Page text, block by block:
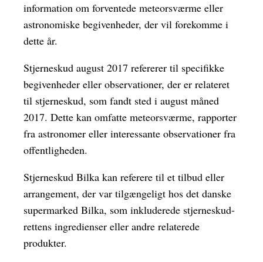
information om forventede meteorsværme eller
astronomiske begivenheder, der vil forekomme i
dette år.
Stjerneskud august 2017 refererer til specifikke
begivenheder eller observationer, der er relateret
til stjerneskud, som fandt sted i august måned
2017. Dette kan omfatte meteorsværme, rapporter
fra astronomer eller interessante observationer fra
offentligheden.
Stjerneskud Bilka kan referere til et tilbud eller
arrangement, der var tilgængeligt hos det danske
supermarked Bilka, som inkluderede stjerneskud-
rettens ingredienser eller andre relaterede
produkter.